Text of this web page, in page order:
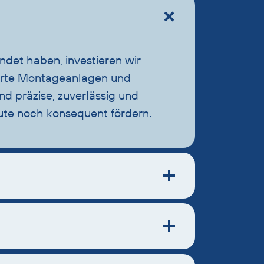
haben, investieren wir
Montageanlagen und
präzise, zuverlässig und
noch konsequent fördern.